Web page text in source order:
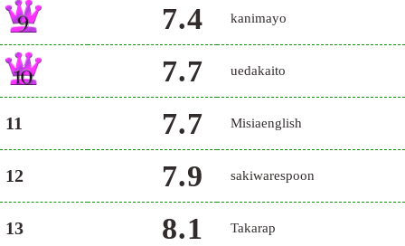
7.4 kanimayo
7.7 uedakaito
11 7.7 Misiaenglish
12 7.9 sakiwarespoon
13 8.1 Takarap